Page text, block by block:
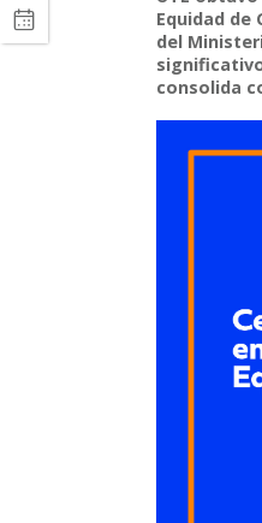
Equidad de
del
consolida